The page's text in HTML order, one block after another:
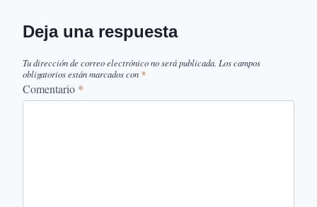
Deja una respuesta
Tu dirección de correo electrónico no será publicada. Los campos
obligatorios están marcados con *
Comentario *